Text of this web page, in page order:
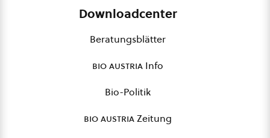
Downloadcenter
Beratungsblätter
bio austria Info
Bio-Politik
bio austriaZeitung